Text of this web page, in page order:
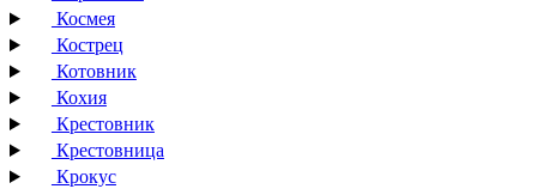
Космея
Кострец
Котовник
Кохия
Крестовник
Крестовница
Крокус